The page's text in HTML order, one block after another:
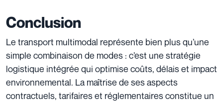
Conclusion
Le transport multimodal représente bien plus qu’une
simple combinaison de modes : c’est une stratégie
logistique intégrée qui optimise coûts, délais et impact
environnemental. La maîtrise de ses aspects
contractuels, tarifaires et réglementaires constitue un